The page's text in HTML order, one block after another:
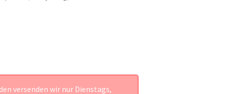
versenden wir nur Dienstags,